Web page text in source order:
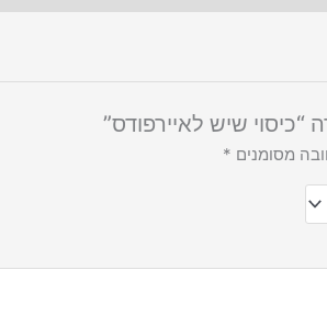
שיש לאיירפודס”
מסומנים *